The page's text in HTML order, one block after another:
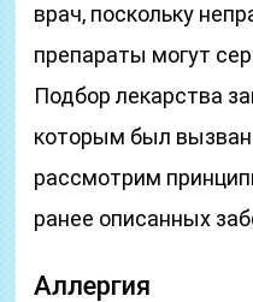
врач, поскольку
препараты могут
Подбор лекарства
которым был
рассмотрим
ранее описанных
Аллергия